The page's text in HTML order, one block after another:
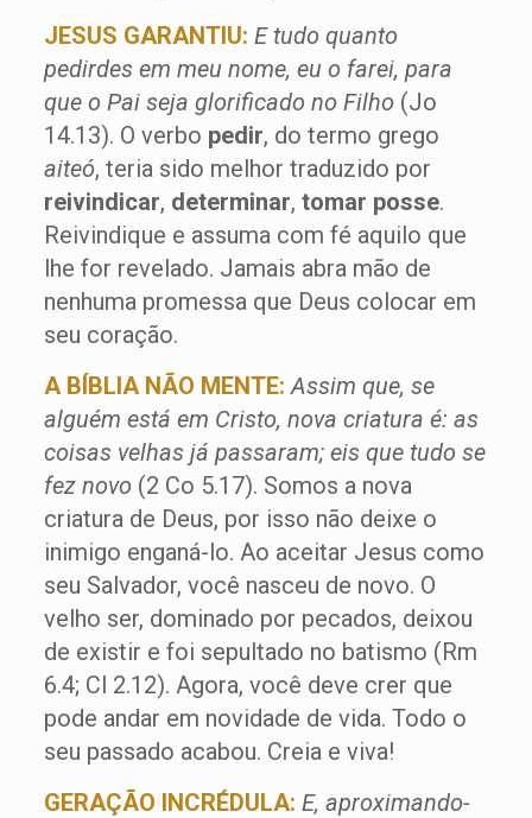
JESUS GARANTIU: E tudo quanto
pedirdes em meu nome, eu o farei, para
que o Pai seja glorificado no Filho (Jo
14.13). O verbo pedir, do termo grego
aiteó, teria sido melhor traduzido por
reivindicar, determinar, tomar posse.
Reivindique e assuma com fé aquilo que
lhe for revelado. Jamais abra mão de
nenhuma promessa que Deus colocar em
seu coração.
A BÍBLIA NÃO MENTE: Assim que, se
alguém está em Cristo, nova criatura é: as
coisas velhas já passaram; eis que tudo se
fez novo (2 Co 5.17). Somos a nova
criatura de Deus, por isso não deixe o
inimigo enganá-lo. Ao aceitar Jesus como
seu Salvador, você nasceu de novo. O
velho ser, dominado por pecados, deixou
de existir e foi sepultado no batismo (Rm
6.4; Cl 2.12). Agora, você deve crer que
pode andar em novidade de vida. Todo o
seu passado acabou. Creia e viva!
GERAÇÃO INCRÉDULA: E, aproximando-